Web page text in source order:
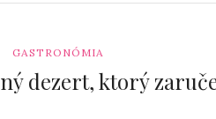
GASTRONÓMIA
dezert, ktorý